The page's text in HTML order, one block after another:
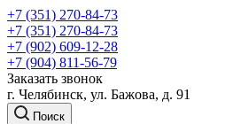
+7 (351) 270-84-73
+7 (351) 270-84-73
+7 (902) 609-12-28
+7 (904) 811-56-79
Заказать звонок
г. Челябинск, ул. Бажова, д. 91
Поиск